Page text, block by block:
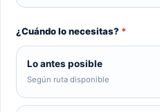
¿Cuándo lo necesitas? *
Lo antes posible
Según ruta disponible